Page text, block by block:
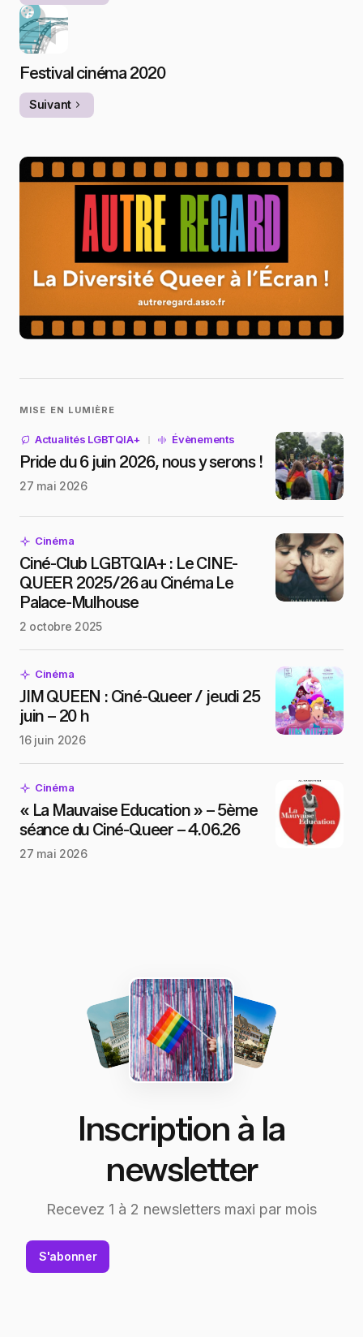
Festival cinéma 2020
Suivant
MISE EN LUMIÈRE
Actualités LGBTQIA+ Évènements
Pride du 6 juin 2026, nous y serons !
27 mai 2026
Cinéma
Ciné-Club LGBTQIA+ : Le CINE-
QUEER 2025/26 au Cinéma Le
Palace-Mulhouse
2 octobre 2025
Cinéma
JIM QUEEN : Ciné-Queer / jeudi 25
juin – 20 h
16 juin 2026
Cinéma
« La Mauvaise Education » – 5ème
séance du Ciné-Queer – 4.06.26
27 mai 2026
Inscription à la
newsletter
Recevez 1 à 2 newsletters maxi par mois
S'abonner